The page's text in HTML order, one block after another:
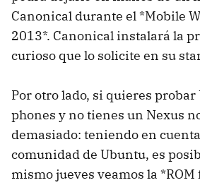
Canonical durante el *Mobile
2013*. Canonical instalará la
curioso que lo solicite en su
Por otro lado, si quieres
phones y no tienes un Nexus
demasiado: teniendo en
comunidad de Ubuntu, es
mismo jueves veamos la